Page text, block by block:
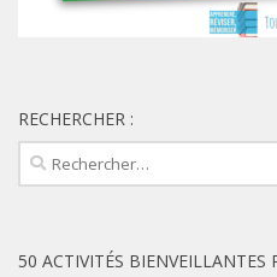
RECHERCHER :
Rechercher :
50 ACTIVITÉS BIENVEILLANTES